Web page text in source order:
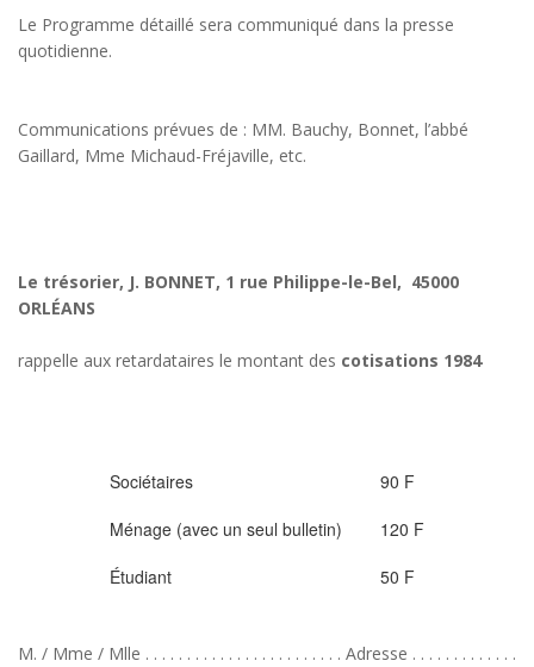
Le Programme détaillé sera communiqué dans la presse
quotidienne.
Communications prévues de : MM. Bauchy, Bonnet, l’abbé
Gaillard, Mme Michaud-Fréjaville, etc.
Le trésorier, J. BONNET, 1 rue Philippe-le-Bel, 45000
ORLÉANS
rappelle aux retardataires le montant des cotisations 1984
Sociétaires
Ménage (avec un seul bulletin)
Étudiant
90 F
120 F
50 F
M. / Mme / Mlle . . . . . . . . . . . . . . . . . . . . . . . . Adresse . . . . . . . . . . . . .